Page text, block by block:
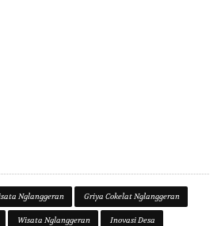
Nglanggeran Griya Cokelat Nglanggeran
Wisata Nglanggeran Inovasi Desa